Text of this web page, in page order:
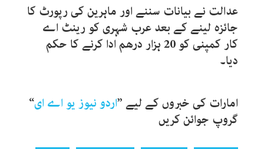
عدالت نے بیانات سننے اور ماہرین کی رپورٹ کا
جائزہ لینے کے بعد عرب شہری کو رینٹ اے
کار کمپنی کو 20 ہزار درھم ادا کرنے کا حکم
دیا۔
امارات کی خبروں کے لیے ”اردو نیوز یو اے ای“
گروپ جوائن کریں